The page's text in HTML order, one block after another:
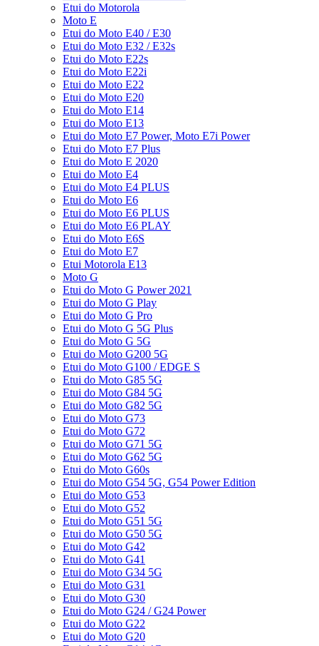
Etui do Motorola
Moto E
Etui do Moto E40 / E30
Etui do Moto E32 / E32s
Etui do Moto E22s
Etui do Moto E22i
Etui do Moto E22
Etui do Moto E20
Etui do Moto E14
Etui do Moto E13
Etui do Moto E7 Power, Moto E7i Power
Etui do Moto E7 Plus
Etui do Moto E 2020
Etui do Moto E4
Etui do Moto E4 PLUS
Etui do Moto E6
Etui do Moto E6 PLUS
Etui do Moto E6 PLAY
Etui do Moto E6S
Etui do Moto E7
Etui Motorola E13
Moto G
Etui do Moto G Power 2021
Etui do Moto G Play
Etui do Moto G Pro
Etui do Moto G 5G Plus
Etui do Moto G 5G
Etui do Moto G200 5G
Etui do Moto G100 / EDGE S
Etui do Moto G85 5G
Etui do Moto G84 5G
Etui do Moto G82 5G
Etui do Moto G73
Etui do Moto G72
Etui do Moto G71 5G
Etui do Moto G62 5G
Etui do Moto G60s
Etui do Moto G54 5G, G54 Power Edition
Etui do Moto G53
Etui do Moto G52
Etui do Moto G51 5G
Etui do Moto G50 5G
Etui do Moto G42
Etui do Moto G41
Etui do Moto G34 5G
Etui do Moto G31
Etui do Moto G30
Etui do Moto G24 / G24 Power
Etui do Moto G22
Etui do Moto G20